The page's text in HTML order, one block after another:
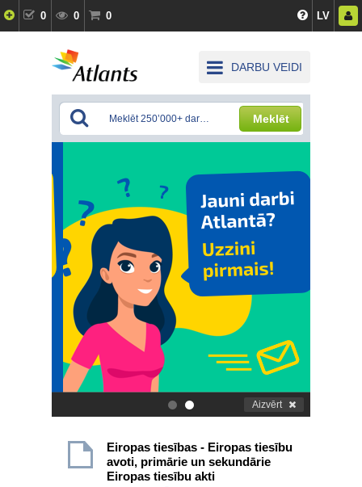
0 0 0 LV
DARBU VEIDI
Meklēt
. Aizvērt
Eiropas tiesības - Eiropas tiesību
avoti, primārie un sekundārie
Eiropas tiesību akti